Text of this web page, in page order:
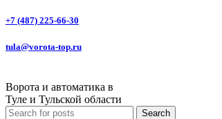
+7 (487) 225-66-30
tula@vorota-top.ru
Ворота и автоматика в
Туле и Тульской области
Search